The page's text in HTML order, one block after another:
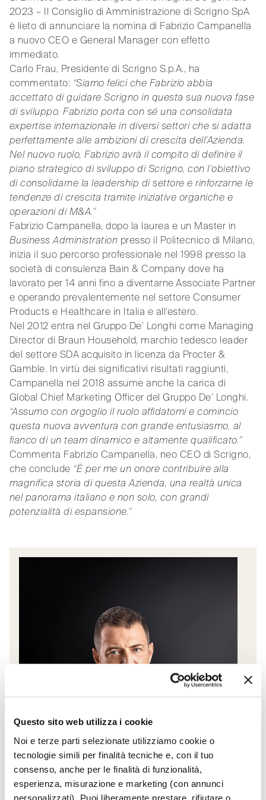
Questo sito web utilizza i cookie
Noi e terze parti selezionate utilizziamo cookie o
tecnologie simili per finalità tecniche e, con il tuo
consenso, anche per le finalità di funzionalità,
esperienza, misurazione e marketing (con annunci
personalizzati). Puoi liberamente prestare, rifiutare o
2023 – Il Consiglio di Amministrazione di Scrigno SpA
è lieto di annunciare la nomina di Fabrizio Campanella
a nuovo CEO e General Manager con effetto
immediato.
Carlo Frau, Presidente di Scrigno S.p.A., ha
commentato: “Siamo felici che Fabrizio abbia
accettato di guidare Scrigno in questa sua nuova fase
di sviluppo. Fabrizio porta con sé una consolidata
expertise internazionale in diversi settori che si adatta
perfettamente alle ambizioni di crescita dell’Azienda.
Nel nuovo ruolo, Fabrizio avrà il compito di definire il
piano strategico di sviluppo di Scrigno, con l’obiettivo
di consolidarne la leadership di settore e rinforzarne le
tendenze di crescita tramite iniziative organiche e
operazioni di M&A.”
Fabrizio Campanella, dopo la laurea e un Master in
Business Administration presso il Politecnico di Milano,
inizia il suo percorso professionale nel 1998 presso la
società di consulenza Bain & Company dove ha
lavorato per 14 anni fino a diventarne Associate Partner
e operando prevalentemente nel settore Consumer
Products e Healthcare in Italia e all’estero.
Nel 2012 entra nel Gruppo De’ Longhi come Managing
Director di Braun Household, marchio tedesco leader
del settore SDA acquisito in licenza da Procter &
Gamble. In virtù dei significativi risultati raggiunti,
Campanella nel 2018 assume anche la carica di
Global Chief Marketing Officer del Gruppo De’ Longhi.
“Assumo con orgoglio il ruolo affidatomi e comincio
questa nuova avventura con grande entusiasmo, al
fianco di un team dinamico e altamente qualificato.”
Commenta Fabrizio Campanella, neo CEO di Scrigno,
che conclude “È per me un onore contribuire alla
magnifica storia di questa Azienda, una realtà unica
nel panorama italiano e non solo, con grandi
potenzialità di espansione.”